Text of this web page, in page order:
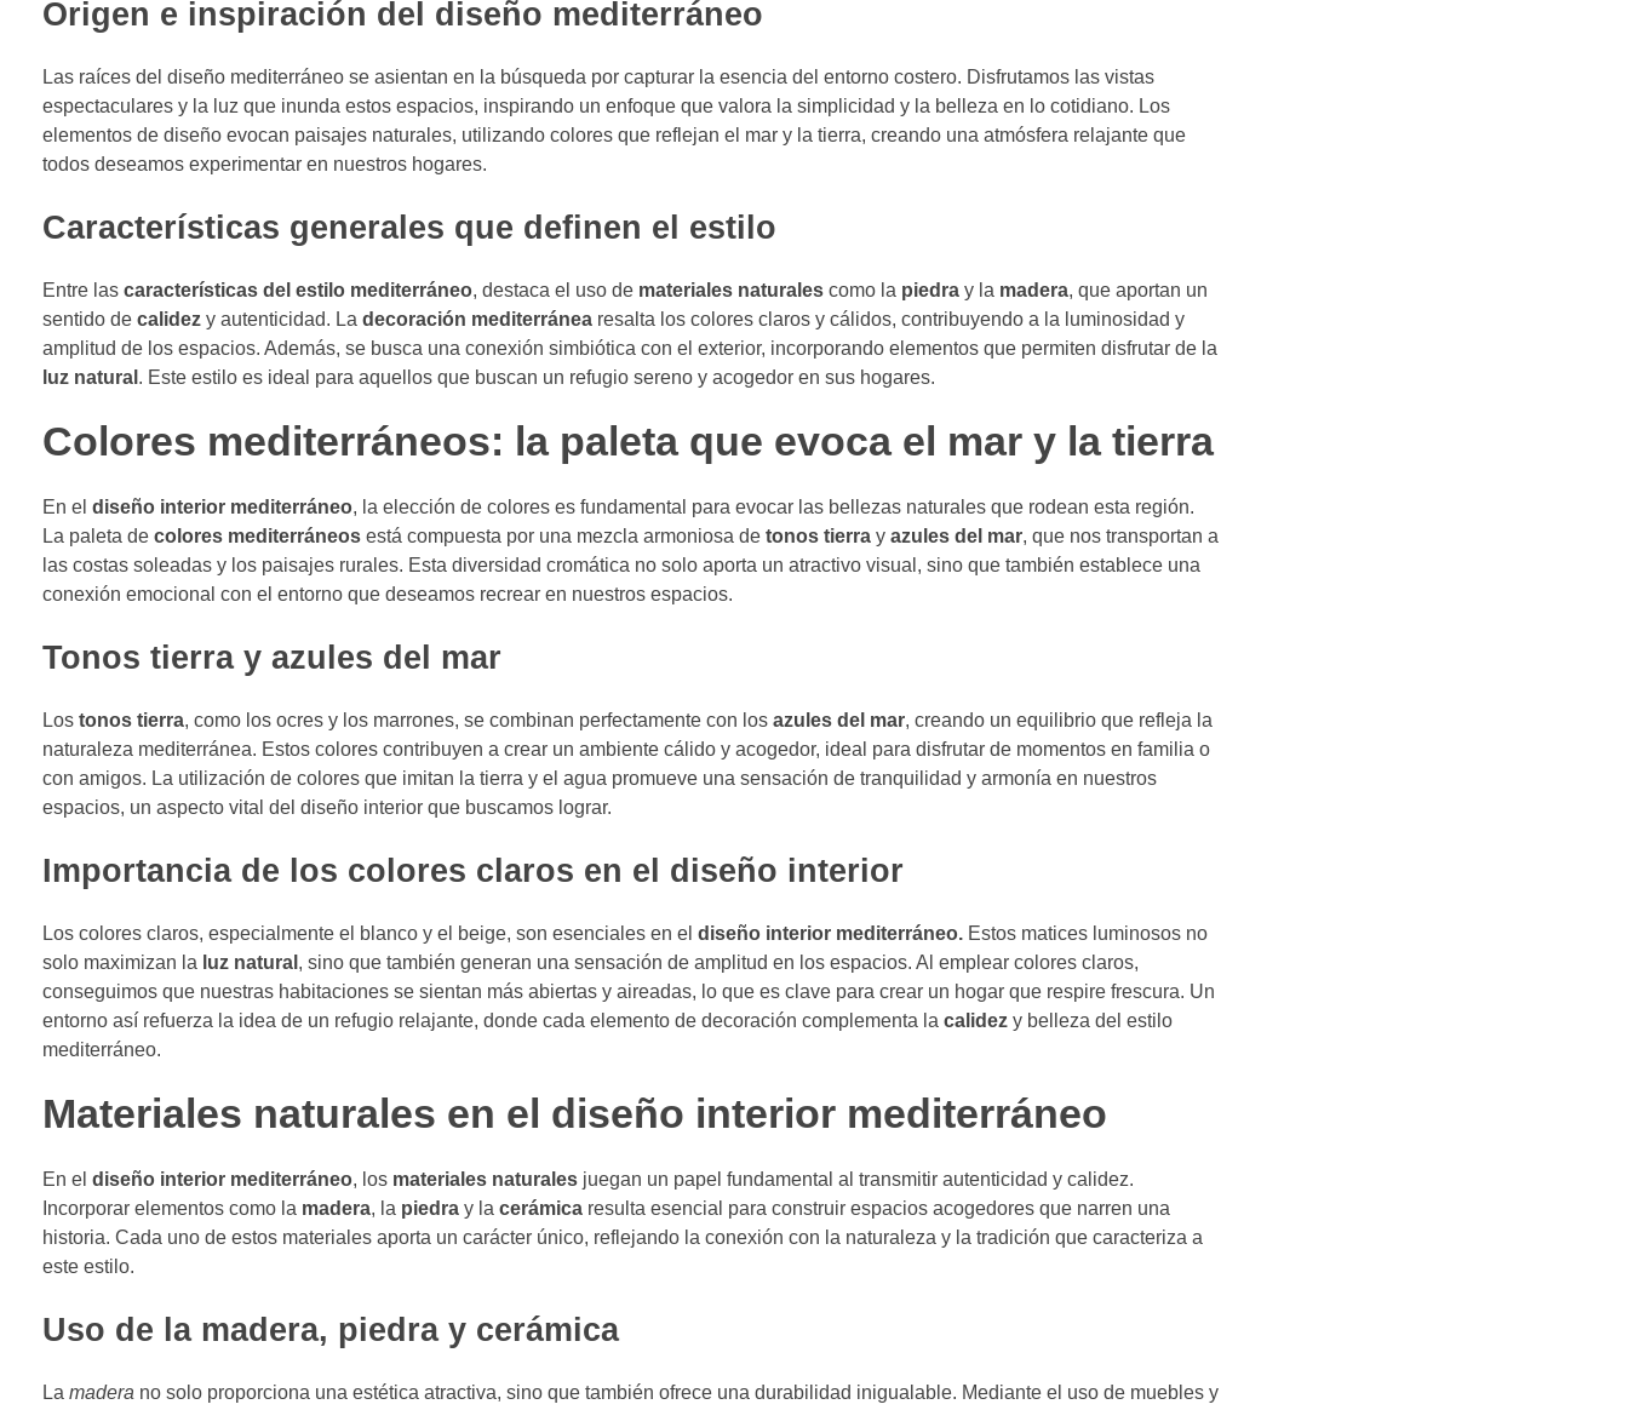
Origen e inspiración del diseño mediterráneo
Las raíces del diseño mediterráneo se asientan en la búsqueda por capturar la esencia del entorno costero. Disfrutamos las vistas
espectaculares y la luz que inunda estos espacios, inspirando un enfoque que valora la simplicidad y la belleza en lo cotidiano. Los
elementos de diseño evocan paisajes naturales, utilizando colores que reflejan el mar y la tierra, creando una atmósfera relajante que
todos deseamos experimentar en nuestros hogares.
Características generales que definen el estilo
Entre las características del estilo mediterráneo, destaca el uso de materiales naturales como la piedra y la madera, que aportan un
sentido de calidez y autenticidad. La decoración mediterránea resalta los colores claros y cálidos, contribuyendo a la luminosidad y
amplitud de los espacios. Además, se busca una conexión simbiótica con el exterior, incorporando elementos que permiten disfrutar de la
luz natural . Este estilo es ideal para aquellos que buscan un refugio sereno y acogedor en sus hogares.
Colores mediterráneos: la paleta que evoca el mar y la tierra
En el diseño interior mediterráneo, la elección de colores es fundamental para evocar las bellezas naturales que rodean esta región.
La paleta de colores mediterráneos está compuesta por una mezcla armoniosa de tonos tierra y azules del mar, que nos transportan a
las costas soleadas y los paisajes rurales. Esta diversidad cromática no solo aporta un atractivo visual, sino que también establece una
conexión emocional con el entorno que deseamos recrear en nuestros espacios.
Tonos tierra y azules del mar
Los tonos tierra, como los ocres y los marrones, se combinan perfectamente con los azules del mar, creando un equilibrio que refleja la
naturaleza mediterránea. Estos colores contribuyen a crear un ambiente cálido y acogedor, ideal para disfrutar de momentos en familia o
con amigos. La utilización de colores que imitan la tierra y el agua promueve una sensación de tranquilidad y armonía en nuestros
espacios, un aspecto vital del diseño interior que buscamos lograr.
Importancia de los colores claros en el diseño interior
Los colores claros, especialmente el blanco y el beige, son esenciales en el diseño interior mediterráneo. Estos matices luminosos no
solo maximizan la luz natural , sino que también generan una sensación de amplitud en los espacios. Al emplear colores claros,
conseguimos que nuestras habitaciones se sientan más abiertas y aireadas, lo que es clave para crear un hogar que respire frescura. Un
entorno así refuerza la idea de un refugio relajante, donde cada elemento de decoración complementa la calidez y belleza del estilo
mediterráneo.
Materiales naturales en el diseño interior mediterráneo
En el diseño interior mediterráneo, los materiales naturales juegan un papel fundamental al transmitir autenticidad y calidez.
Incorporar elementos como la madera, la piedra y la cerámica resulta esencial para construir espacios acogedores que narren una
historia. Cada uno de estos materiales aporta un carácter único, reflejando la conexión con la naturaleza y la tradición que caracteriza a
este estilo.
Uso de la madera, piedra y cerámica
La madera no solo proporciona una estética atractiva, sino que también ofrece una durabilidad inigualable. Mediante el uso de muebles y